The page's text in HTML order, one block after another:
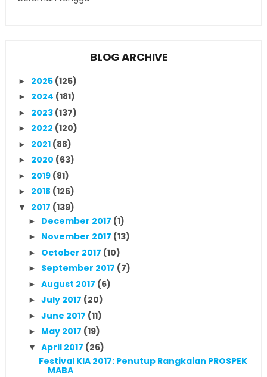
BLOG ARCHIVE
► 2025 (125)
► 2024 (181)
► 2023 (137)
► 2022 (120)
► 2021 (88)
► 2020 (63)
► 2019 (81)
► 2018 (126)
▼ 2017 (139)
► December 2017 (1)
► November 2017 (13)
► October 2017 (10)
► September 2017 (7)
► August 2017 (6)
► July 2017 (20)
► June 2017 (11)
► May 2017 (19)
▼ April 2017 (26)
Festival KIA 2017: Penutup Rangkaian PROSPEK
MABA